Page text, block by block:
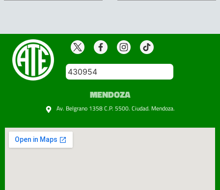
430954
MENDOZA
Av. Belgrano 1358 C.P. 5500. Ciudad. Mendoza.